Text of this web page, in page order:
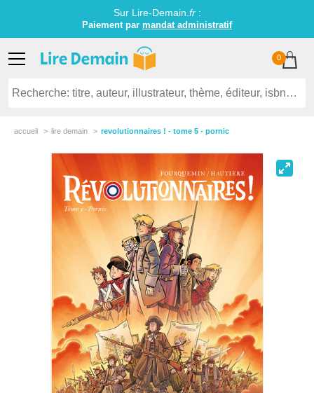
Sur Lire-Demain. fr:
Paiement par mandat administratif
0
accueil lire demain revolutionnaires ! - tome 5 - pornic